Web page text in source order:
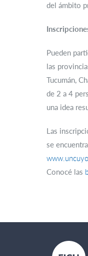
del ámbito
Pueden
las
Tucumán,
de 2 a 4
una idea
Las
se
Conocé las